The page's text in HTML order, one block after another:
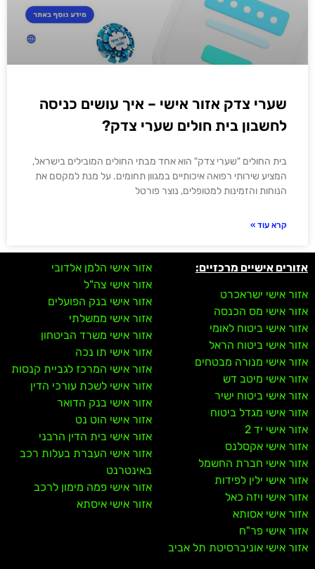
שערי צדק אזור אישי – איך עושים כניסה
לחשבון בית חולים שערי צדק?
בית החולים "שערי צדק" הוא אחד מבתי החולים המובילים בישראל,
המציע שירותי רפואה איכותיים במגוון תחומים. על מנת למקסם את
הנוחות והזמינות למטופלים, נוצר פורטל
קרא עוד »
אזורים אישיים מרכזיים:
אזור אישי ישראכרט
אזור אישי מס הכנסה
אזור אישי ביטוח לאומי
אזור אישי ביטוח הראל
אזור אישי מנורה מבטחים
אזור אישי מיטב דש
אזור אישי ביטוח ישיר
אזור אישי מגדל ביטוח
אזור אישי יד 2
אזור אישי אקסלנס
אזור אישי חברת החשמל
אזור אישי ילין לפידות
אזור אישי ויזה כאל
אזור אישי אסותא
אזור אישי פר"ח
אזור אישי אוניברסיטת תל אביב
אזור אישי הלמן אלדובי
אזור אישי צה"ל
אזור אישי בנק הפועלים
אזור אישי ממשלתי
אזור אישי משרד הביטחון
אזור אישי תו נכה
אזור אישי המרכז לגביית קנסות
אזור אישי לשכת עורכי הדין
אזור אישי בנק הדואר
אזור אישי הוט נט
אזור אישי בית הדין הרבני
אזור אישי העברת בעלות רכב
באינטרנט
אזור אישי פמה מימון לרכב
אזור אישי איסתא